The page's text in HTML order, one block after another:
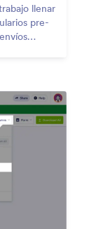
llenar
pre-